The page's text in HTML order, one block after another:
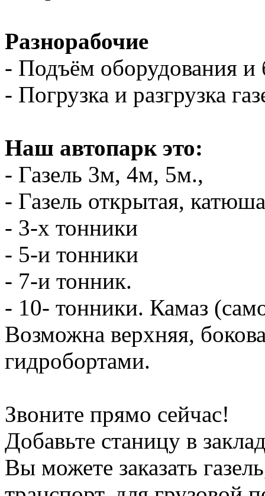
Разнорабочие
- Подъём оборудования и
- Погрузка и разгрузка
Наш автопарк это:
- Газель 3м, 4м, 5м.,
- Газель открытая,
- 3-х тонники
- 5-и тонники
- 7-и тонник.
- 10- тонники. Камаз
Возможна верхняя,
гидробортами.
Звоните прямо сейчас!
Добавьте станицу в
Вы можете заказать